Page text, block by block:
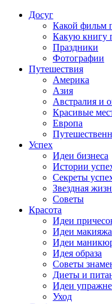
Досуг
Какой фильм
Какую книгу
Праздники
Фотографии
Путешествия
Америка
Азия
Австралия и
Красивые
Европа
Успех
Идеи бизнеса
Истории
Секреты
Звездная
Советы
Красота
Идеи
Идеи макияжа
Идеи
Идея образа
Советы
Диеты и
Идеи
Уход